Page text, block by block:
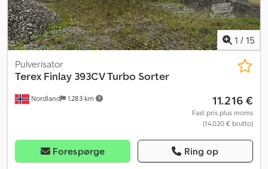
1 / 15
Nordland 1.283 km
Pulverisator
Terex Finlay 393CV Turbo Sorter
11.216 €
Fast pris plus moms
(14.020 € brutto)
Forespørge Ring op